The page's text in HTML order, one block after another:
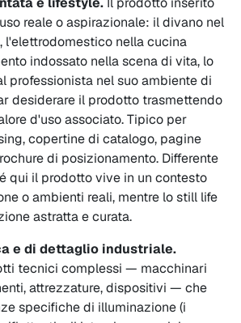
reale o aspirazionale: il divano nel
l'elettrodomestico nella cucina
indossato nella scena di vita, lo
professionista nel suo ambiente di
desiderare il prodotto trasmettendo
d'uso associato. Tipico per
copertine di catalogo, pagine
di posizionamento. Differente
qui il prodotto vive in un contesto
o ambienti reali, mentre lo still life
astratta e curata.
e di dettaglio industriale.
tecnici complessi — macchinari
attrezzature, dispositivi — che
specifiche di illuminazione (i